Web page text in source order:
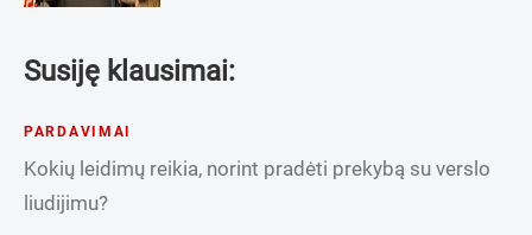
Susiję klausimai:
PARDAVIMAI
Kokių leidimų reikia, norint pradėti prekybą su verslo
liudijimu?